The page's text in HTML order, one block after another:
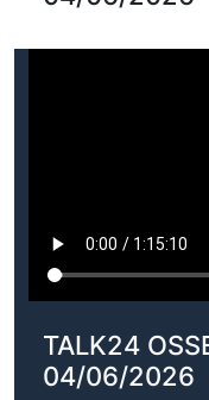
TALK24
04/06/2026